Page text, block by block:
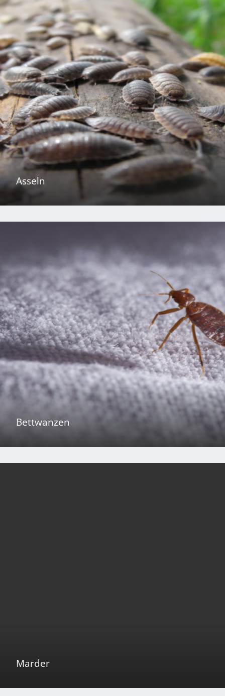
Asseln
Bettwanzen
Marder